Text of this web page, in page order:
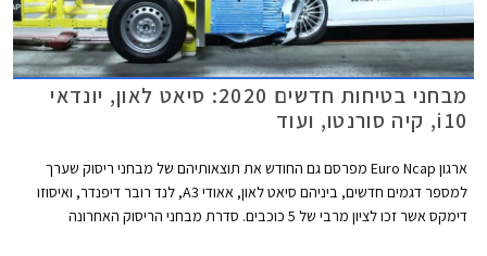
מבחני בטיחות חדשים 2020: סיאט לאון, יונדאי
i10, קיה סורנטו, ועוד
ארגון Euro Ncap מפרסם גם החודש את תוצאותיהם של מבחני ריסוק שערך
למספר דגמים חדשים, ביניהם סיאט לאון, אאודי A3, לנד רובר דיפנדר, ואיסוזו
דימקס אשר זכו לציון מרבי של 5 כוכבים. סדרת מבחני הריסוק האחרונה